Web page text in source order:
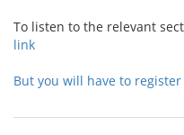
To listen to the relevant
link
But you will have to register